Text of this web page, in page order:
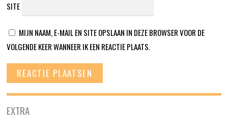
SITE
MIJN NAAM, E-MAIL EN SITE OPSLAAN IN DEZE BROWSER VOOR DE
VOLGENDE KEER WANNEER IK EEN REACTIE PLAATS.
EXTRA